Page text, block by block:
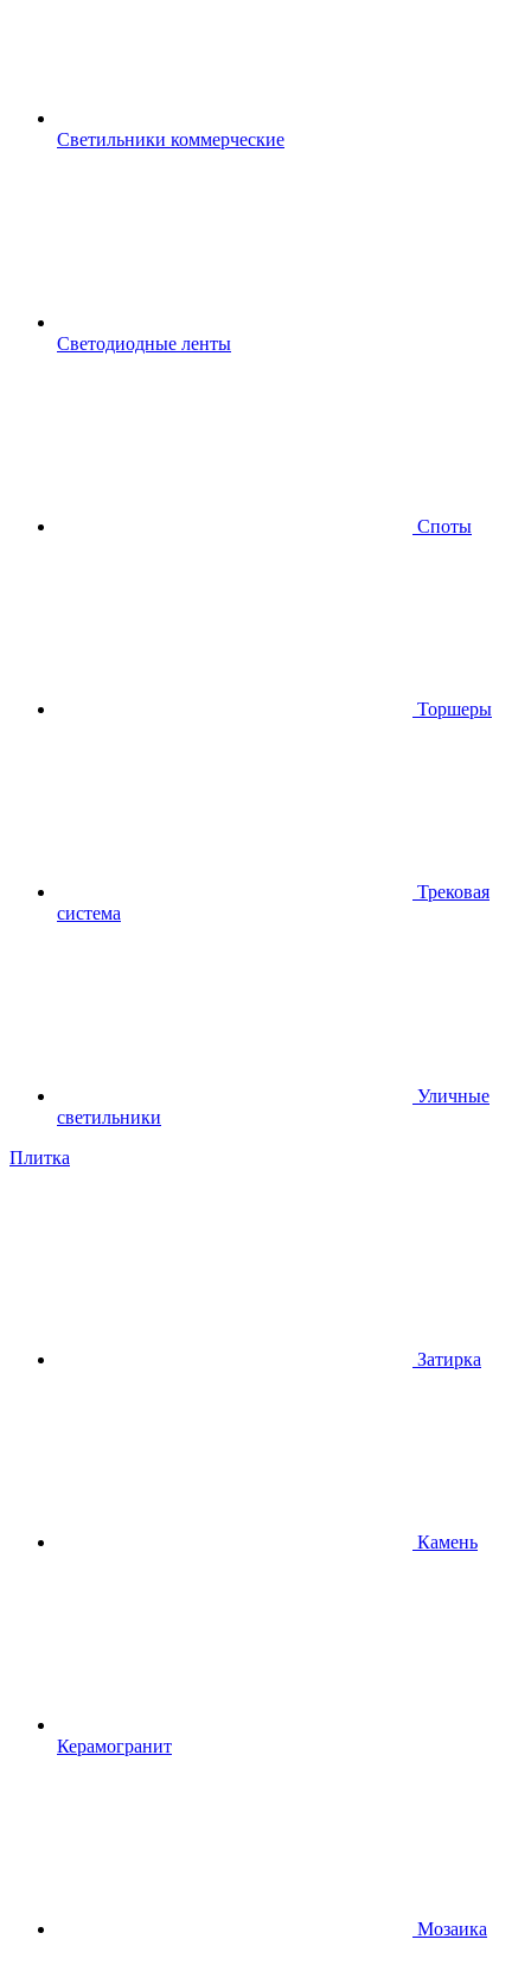
Светильники коммерческие
Светодиодные ленты
Споты
Торшеры
Трековая
система
Уличные
светильники
Плитка
Затирка
Камень
Керамогранит
Мозаика